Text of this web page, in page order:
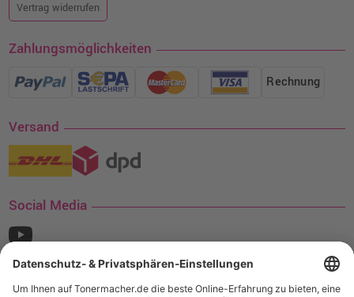
Vertrag widerrufen
Zahlungsmöglichkeiten
Rechnung
Versand
Social Media
¹ Nur gültig für den Versand innerhalb Deutschlands. Befindet sich ein Warenwert
von mindestens 35€ (inkl. Mwst.) an Ampertec Artikeln in Ihrem Warenkorb, ist der